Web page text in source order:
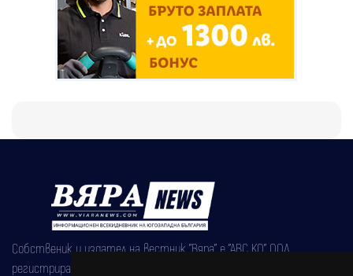
Собственик и издател на вестник "Вяра" е "АВС КО" ООД,
регистрирана на 08.05.2002 година.